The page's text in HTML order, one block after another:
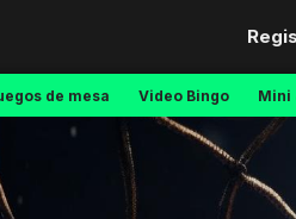
de mesa Video Bingo Mini